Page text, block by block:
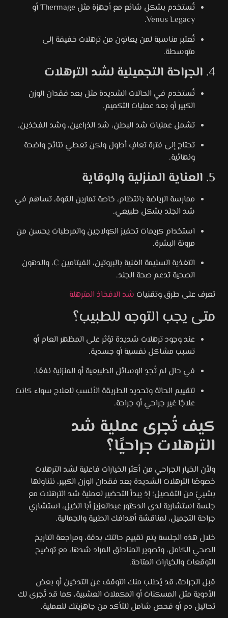
تُستخدم بشكل شائع مع أجهزة مثل Thermage أو
Venus Legacy.
تُعتبر مناسبة لمن يعانون من ترهلات خفيفة إلى
متوسطة.
4. الجراحة التجميلية لشد الترهلات
تُستخدم في الحالات الشديدة مثل بعد فقدان الوزن
الكبير أو بعد عمليات التكميم.
تشمل عمليات شد البطن، شد الذراعين، وشد الفخذين.
تحتاج إلى فترة تعافٍ أطول ولكن تعطي نتائج واضحة
ونهائية.
5. العناية المنزلية والوقاية
ممارسة الرياضة بانتظام، خاصة تمارين القوة، تساهم في
شد الجلد بشكل طبيعي.
استخدام كريمات تحفيز الكولاجين والمرطبات يحسن من
مرونة البشرة.
التغذية السليمة الغنية بالبروتين، الفيتامين C، والدهون
الصحية تدعم صحة الجلد.
تعرف على طرق وتقنيات شد الافخاذ المترهلة
متى يجب التوجه للطبيب؟
عند وجود ترهلات شديدة تؤثر على المظهر العام أو
تسبب مشاكل نفسية أو جسدية.
في حال لم تُجدِ الوسائل الطبيعية أو المنزلية نفعًا.
لتقييم الحالة وتحديد الطريقة الأنسب للعلاج سواء كانت
علاجًا غير جراحي أو جراحة.
كيف تُجرى عملية شد
الترهلات جراحيًا؟
ولأن الخيار الجراحي من أكثر الخيارات فاعلية لشد الترهلات
خصوصًا الترهلات الشديدة بعد فقدان الوزن الكبير، نتناولها
بشيئٍ من التفصيل؛ إذ يبدأ التحضير لعملية شد الترهلات مع
جلسة استشارية لدى الدكتور عبدالعزيز أبا الخيل، استشاري
جراحة التجميل، لمناقشة أهدافك الطبية والجمالية.
خلال هذه الجلسة يتم تقييم حالتك بدقة، ومراجعة التاريخ
الصحي الكامل، وتصوير المناطق المراد شدها، مع توضيح
التوقعات والخيارات المتاحة.
قبل الجراحة، قد يُطلب منك التوقف عن التدخين أو بعض
الأدوية مثل المسكنات أو المكملات العشبية، كما قد تُجرى لك
تحاليل دم أو فحص شامل للتأكد من جاهزيتك للعملية.